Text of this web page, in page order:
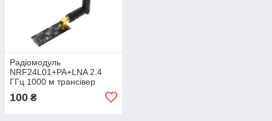
Радіомодуль
NRF24L01+PA+LNA 2.4
ГГц 1000 м трансівер
100 ₴